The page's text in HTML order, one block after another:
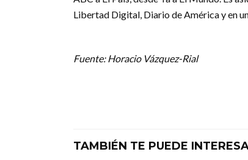
Libertad Digital, Diario de América y en
Fuente: Horacio Vázquez-Rial
TAMBIÉN TE PUEDE